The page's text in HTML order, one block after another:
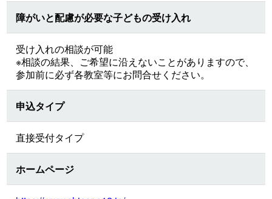
障がいと配慮が必要な子どもの受け入れ
受け入れの相談が可能
※相談の結果、ご希望に沿えないことがありますので、
参加前に必ず各教室等にお問合せください。
申込タイプ
直接受付タイプ
ホームページ